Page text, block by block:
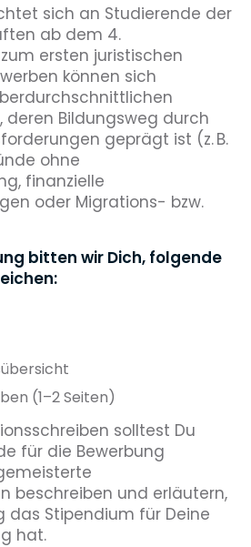
sich an Studierende der
ab dem 4.
ersten juristischen
können sich
deren Bildungsweg durch
geprägt ist (z. B.
ohne
finanzielle
oder Migrations- bzw.
bitten wir Dich, folgende
(1–2 Seiten)
solltest Du
für die Bewerbung
beschreiben und erläutern,
das Stipendium für Deine
hat.